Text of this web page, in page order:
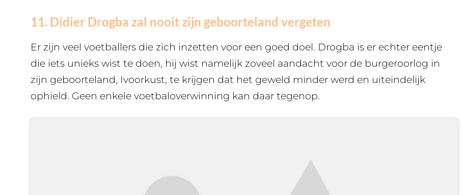
11. Didier Drogba zal nooit zijn geboorteland vergeten
Er zijn veel voetballers die zich inzetten voor een goed doel. Drogba is er echter eentje
die iets unieks wist te doen, hij wist namelijk zoveel aandacht voor de burgeroorlog in
zijn geboorteland, Ivoorkust, te krijgen dat het geweld minder werd en uiteindelijk
ophield. Geen enkele voetbaloverwinning kan daar tegenop.